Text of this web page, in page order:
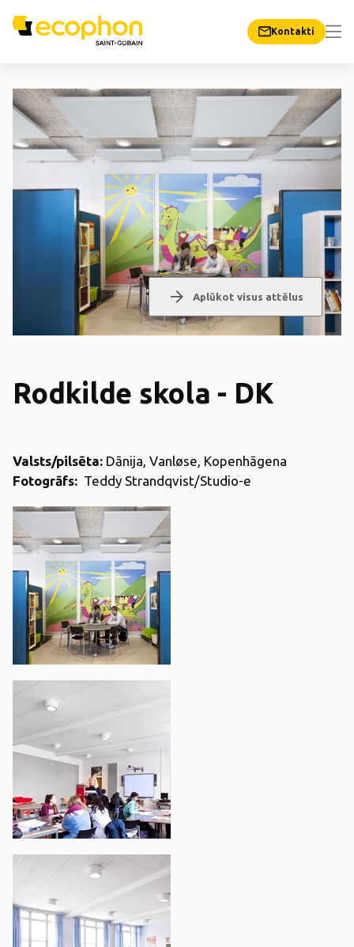
Kontakti
arrow_forward Aplūkot visus attēlus
Rodkilde skola - DK
Valsts/pilsēta: Dānija, Vanløse, Kopenhāgena
Fotogrāfs: Teddy Strandqvist/Studio-e